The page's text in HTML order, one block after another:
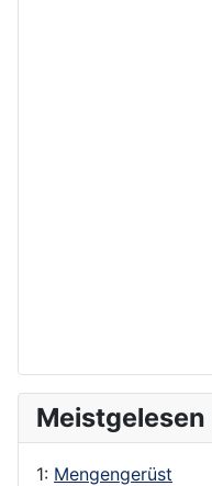
Meistgelesen
1: Mengengerüst